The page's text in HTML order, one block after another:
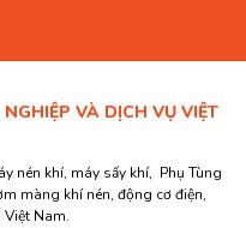
VÀ DỊCH VỤ VIỆT
nén khí, máy sấy khí, Phụ Tùng
màng khí nén, động cơ điện,
Nam.